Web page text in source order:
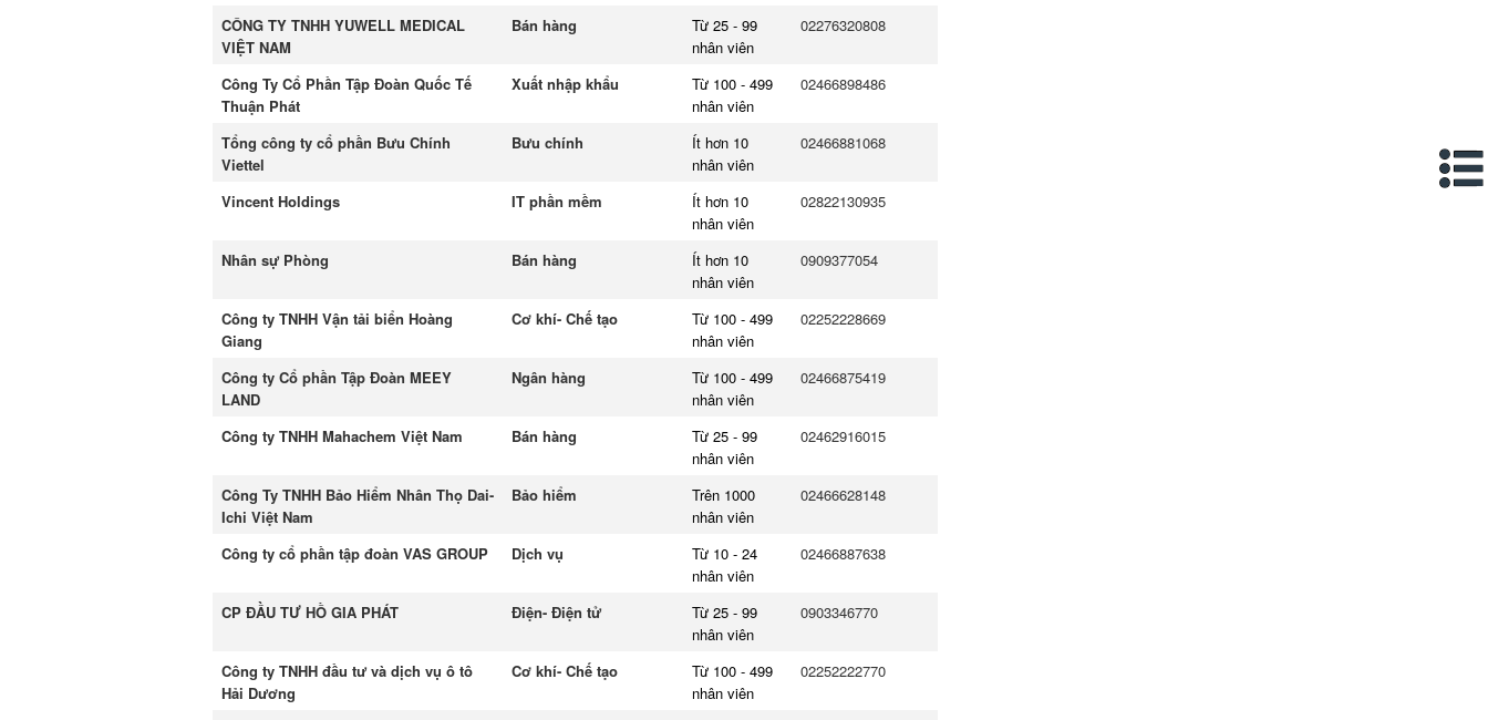
CÔNG TY TNHH YUWELL MEDICAL
VIỆT NAM
Bán hàng
Từ 25 - 99
nhân viên
02276320808
Công Ty Cổ Phần Tập Đoàn Quốc Tế
Thuận Phát
Xuất nhập khẩu
Từ 100 - 499
nhân viên
02466898486
Tổng công ty cổ phần Bưu Chính
Viettel
Bưu chính
Ít hơn 10
nhân viên
02466881068
Vincent Holdings IT phần mềm
Ít hơn 10
nhân viên
02822130935
Nhân sự Phòng Bán hàng
Ít hơn 10
nhân viên
0909377054
Công ty TNHH Vận tải biển Hoàng
Giang
Cơ khí- Chế tạo
Từ 100 - 499
nhân viên
02252228669
Công ty Cổ phần Tập Đoàn MEEY
LAND
Ngân hàng
Từ 100 - 499
nhân viên
02466875419
Công ty TNHH Mahachem Việt Nam Bán hàng
Từ 25 - 99
nhân viên
02462916015
Công Ty TNHH Bảo Hiểm Nhân Thọ Dai-
Ichi Việt Nam
Bảo hiểm
Trên 1000
nhân viên
02466628148
Công ty cổ phần tập đoàn VAS GROUP Dịch vụ
Từ 10 - 24
nhân viên
02466887638
CP ĐẦU TƯ HỒ GIA PHÁT Điện- Điện tử
Từ 25 - 99
nhân viên
0903346770
Công ty TNHH đầu tư và dịch vụ ô tô
Hải Dương
Cơ khí- Chế tạo
Từ 100 - 499
nhân viên
02252222770